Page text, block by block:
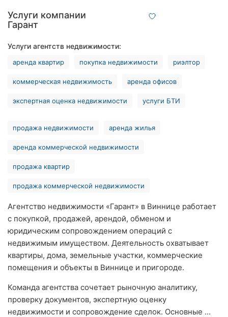
Харьков
Запорожье
Днепр
Николаев
Херсон
Полтава
Чернигов
Черкассы
Черновцы
Ивано-
Франковск
Услуги компании
Гарант
Услуги агентств недвижимости:
аренда квартир покупка недвижимости риэлтор
коммерческая недвижимость аренда офисов
экспертная оценка недвижимости услуги БТИ
продажа недвижимости аренда жилья
аренда коммерческой недвижимости
продажа квартир
продажа коммерческой недвижимости
Агентство недвижимости «Гарант» в Виннице работает
с покупкой, продажей, арендой, обменом и
юридическим сопровождением операций с
недвижимым имуществом. Деятельность охватывает
квартиры, дома, земельные участки, коммерческие
помещения и объекты в Виннице и пригороде.
Команда агентства сочетает рыночную аналитику,
проверку документов, экспертную оценку
недвижимости и сопровождение сделок. Основные ...